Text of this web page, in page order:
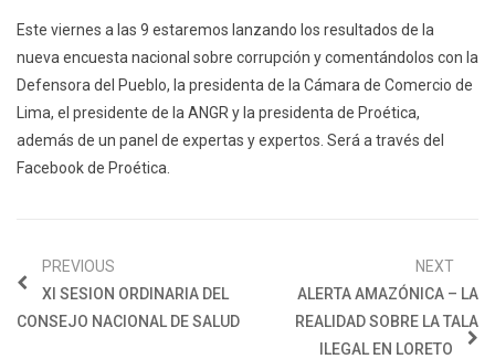
Este viernes a las 9 estaremos lanzando los resultados de la
nueva encuesta nacional sobre corrupción y comentándolos con la
Defensora del Pueblo, la presidenta de la Cámara de Comercio de
Lima, el presidente de la ANGR y la presidenta de Proética,
además de un panel de expertas y expertos. Será a través del
Facebook de Proética.
PREVIOUS
XI SESION ORDINARIA DEL
CONSEJO NACIONAL DE SALUD
NEXT
ALERTA AMAZÓNICA – LA
REALIDAD SOBRE LA TALA
ILEGAL EN LORETO